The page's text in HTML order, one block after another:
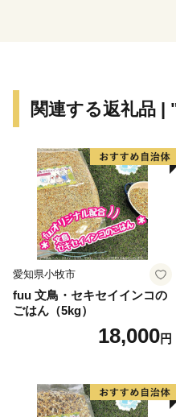
関連する返礼品 |
愛知県小牧市
fuu 文鳥・セキセイインコの
ごはん（5kg）
18,000円